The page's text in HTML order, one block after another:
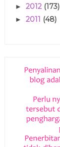
► 2012 (173)
► 2011 (48)